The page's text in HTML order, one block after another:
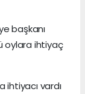
başkanı
oylara ihtiyaç
ihtiyacı vardı